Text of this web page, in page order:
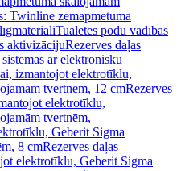
Twinline zemapmetuma
Tualetes podu vadības
aktivizācijuRezerves daļas
ar elektronisku
izmantojot elektrotīklu,
tvertnēm, 12 cmRezerves
elektrotīklu,
tvertnēm,
Geberit Sigma
8 cmRezerves daļas
elektrotīklu, Geberit Sigma